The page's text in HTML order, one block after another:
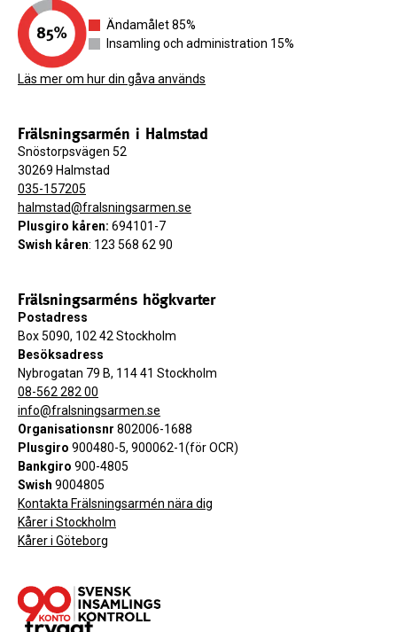
Ändamålet 85%
Insamling och administration 15%
Läs mer om hur din gåva används
Frälsningsarmén i Halmstad
Snöstorpsvägen 52
30269 Halmstad
035-157205
halmstad@fralsningsarmen.se
Plusgiro kåren: 694101-7
Swish kåren: 123 568 62 90
Frälsningsarméns högkvarter
Postadress
Box 5090, 102 42 Stockholm
Besöksadress
Nybrogatan 79 B, 114 41 Stockholm
08-562 282 00
info@fralsningsarmen.se
Organisationsnr 802006-1688
Plusgiro 900480-5, 900062-1(för OCR)
Bankgiro 900-4805
Swish 9004805
Kontakta Frälsningsarmén nära dig
Kårer i Stockholm
Kårer i Göteborg